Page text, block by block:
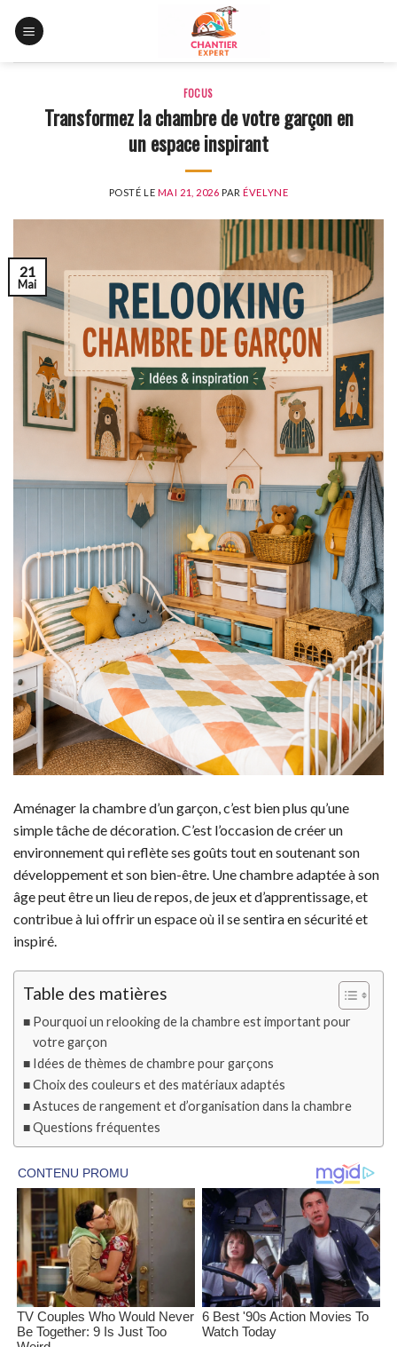
FOCUS
Transformez la chambre de votre garçon en
un espace inspirant
POSTÉ LE MAI 21, 2026 PARÉVELYNE
21
Mai
Aménager la chambre d’un garçon, c’est bien plus qu’une
simple tâche de décoration. C’est l’occasion de créer un
environnement qui reflète ses goûts tout en soutenant son
développement et son bien-être. Une chambre adaptée à son
âge peut être un lieu de repos, de jeux et d’apprentissage, et
contribue à lui offrir un espace où il se sentira en sécurité et
inspiré.
Table des matières
Pourquoi un relooking de la chambre est important pour
votre garçon
Idées de thèmes de chambre pour garçons
Choix des couleurs et des matériaux adaptés
Astuces de rangement et d’organisation dans la chambre
Questions fréquentes